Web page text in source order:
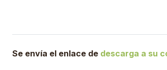
Se envía el enlace de descarga a su